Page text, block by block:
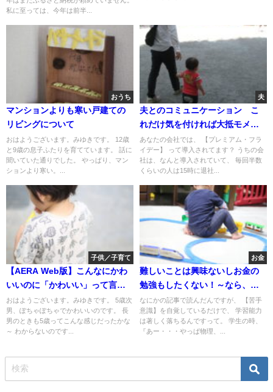
私に至っては、今年は前半...
おうち
マンションよりも寒い戸建ての
リビングについて
おはようございます。みゆきです。 12歳
と9歳の息子ふたりを育てています。 話に
聞いていた通りでした。 やっぱり、マン
ションより寒い。...
夫
夫とのコミュニケーション こ
れだけ気を付ければ大抵モメな
い
あなたの会社では、 【プレミアム・フラ
イデー】 って導入されてます？ うちの会
社は、なんと導入されていて、 毎回半数
くらいの人は15時に退社...
子供／子育て
【AERA Web版】こんなにかわ
いいのに「かわいい」って言う
と怒るんですよね
おはようございます。みゆきです。 5歳次
男、ぽちゃぽちゃでかわいいのです。 長
男のときも5歳ってこんな感じだったかな
～ わからないのです...
お金
難しいことは興味ないしお金の
勉強もしたくない！～なら、ど
うやって【資産運用】したらい
いのか
なにかの記事で読んだんですが、 【苦手
意識】を自覚しているだけで、 学習能力
は著しく落ちるんですって。 学生の時、
『あー・・・やっぱ物理、...